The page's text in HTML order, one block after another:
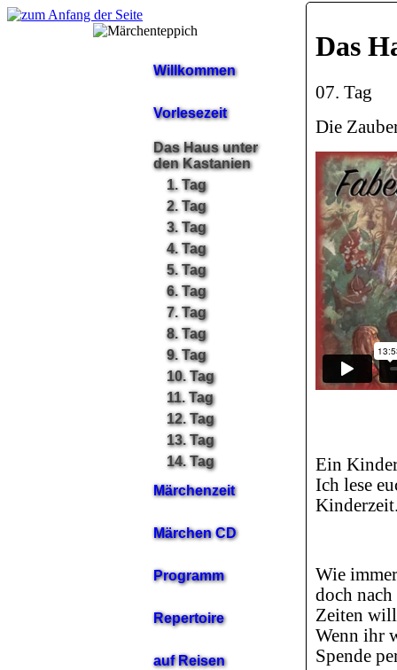
Willkommen
Vorlesezeit
Das Haus unter
den Kastanien
1. Tag
2. Tag
3. Tag
4. Tag
5. Tag
6. Tag
7. Tag
8. Tag
9. Tag
10. Tag
11. Tag
12. Tag
13. Tag
14. Tag
Märchenzeit
Märchen CD
Programm
Repertoire
auf Reisen
Das
07. Tag
Die
Ein
Ich lese
Wie
doch
Zeiten
Wenn ihr
Spende